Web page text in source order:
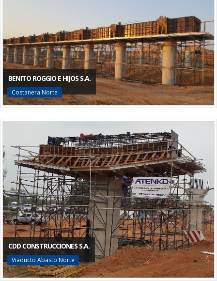
BENITO ROGGIO E HIJOS S.A.
Costanera Norte
CDD CONSTRUCCIONES S.A.
Viaducto Abasto Norte